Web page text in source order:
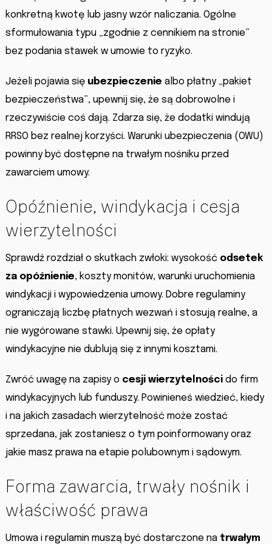
konkretną kwotę lub jasny wzór naliczania. Ogólne
sformułowania typu „zgodnie z cennikiem na stronie”
bez podania stawek w umowie to ryzyko.
Jeżeli pojawia się ubezpieczenie albo płatny „pakiet
bezpieczeństwa”, upewnij się, że są dobrowolne i
rzeczywiście coś dają. Zdarza się, że dodatki windują
RRSO bez realnej korzyści. Warunki ubezpieczenia (OWU)
powinny być dostępne na trwałym nośniku przed
zawarciem umowy.
Opóźnienie, windykacja i cesja
wierzytelności
Sprawdź rozdział o skutkach zwłoki: wysokość odsetek
za opóźnienie, koszty monitów, warunki uruchomienia
windykacji i wypowiedzenia umowy. Dobre regulaminy
ograniczają liczbę płatnych wezwań i stosują realne, a
nie wygórowane stawki. Upewnij się, że opłaty
windykacyjne nie dublują się z innymi kosztami.
Zwróć uwagę na zapisy o cesji wierzytelnoścido firm
windykacyjnych lub funduszy. Powinieneś wiedzieć, kiedy
i na jakich zasadach wierzytelność może zostać
sprzedana, jak zostaniesz o tym poinformowany oraz
jakie masz prawa na etapie polubownym i sądowym.
Forma zawarcia, trwały nośnik i
właściwość prawa
Umowa i regulamin muszą być dostarczone na trwałym